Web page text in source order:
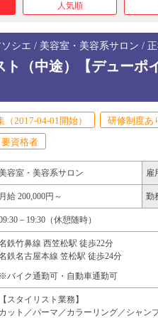
人気順
シエ / 美容室・美容系サロン / 正
ト（中途）【デューポ
（2017-04-01開始） 研修制度あ
要資格者
容室・美容系サロン 雇
月給 200,000円～ 勤
－19:30（休憩随時）
鉄竹鼻線 西笠松駅 徒歩22分
鉄名古屋本線 笠松駅 徒歩24分
※バイク通勤可・自動車通勤可
【スタイリスト業務】
カット／パーマ／カラーリング／シャン